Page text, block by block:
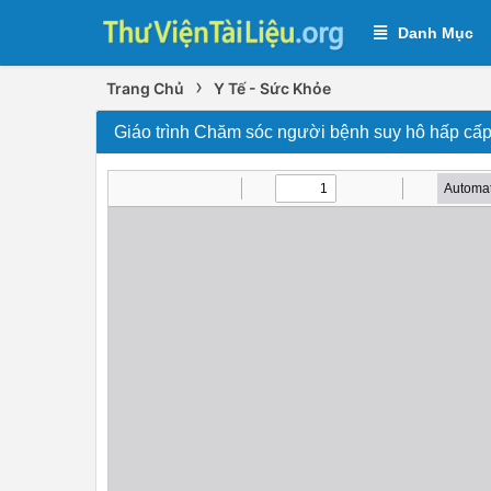
Danh Mục
Trang Chủ › Y Tế - Sức Khỏe
Giáo trình Chăm sóc người bệnh suy hô hấp cấp